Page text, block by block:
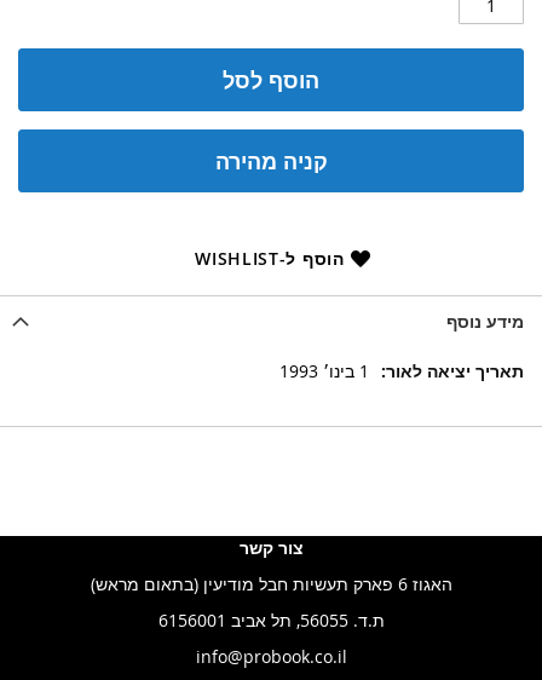
הוסף לסל
קניה מהירה
הוסף ל-WISHLIST
מידע נוסף
מידע
1 בינו׳ 1993
צור קשר
האגוז 6 פארק תעשיות חבל מודיעין (בתאום מראש)
ת.ד. 56055, תל אביב 6156001
info@probook.co.il